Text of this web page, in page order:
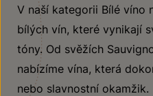
V naší kategorii Bílé víno
bílých vín, které vynikají
tóny. Od svěžích
nabízíme vína, která
nebo slavnostní okamžik.